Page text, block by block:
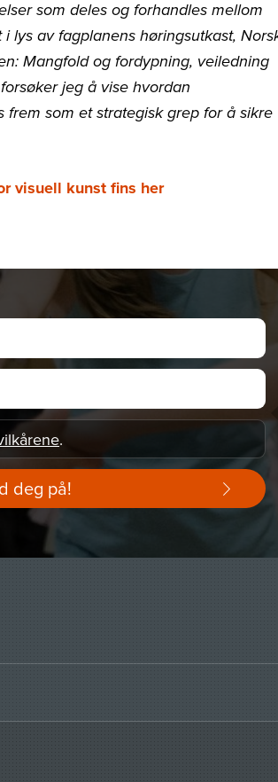
som deles og forhandles mellom
lys av fagplanens høringsutkast,
Mangfold og fordypning, veiledning
jeg å vise hvordan
som et strategisk grep for å sikre
visuell kunst fins her
.
deg på!